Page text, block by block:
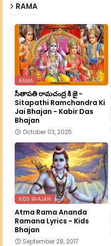
RAMA
RAMA
సీతాపతి రామచంద్ర కి జై -
Sitapathi Ramchandra Ki
Jai Bhajan - Kabir Das
Bhajan
October 03, 2025
KIDS BHAJAN
Atma Rama Ananda
Ramana Lyrics - Kids
Bhajan
September 28, 2017